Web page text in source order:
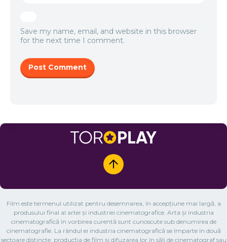
Save my name, email, and website in this browser
for the next time I comment.
Film este termenul utilizat pentru desemnarea, în accepțiune mai largă, a
produsului final al artei și industriei cinematografice. Arta și industria
cinematografică în vorbirea curentă sunt cunoscute sub denumirea de
cinematografie. La rândul ei industria cinematografică se împarte în două
sectoare distincte: producția de film și difuzarea lor în săli de cinematograf sau